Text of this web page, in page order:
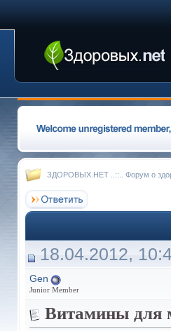
ЗДОРОВЫХ.НЕТ ..::.. Форум о
18.04.2012,
Gen
Junior Member
Витамины для